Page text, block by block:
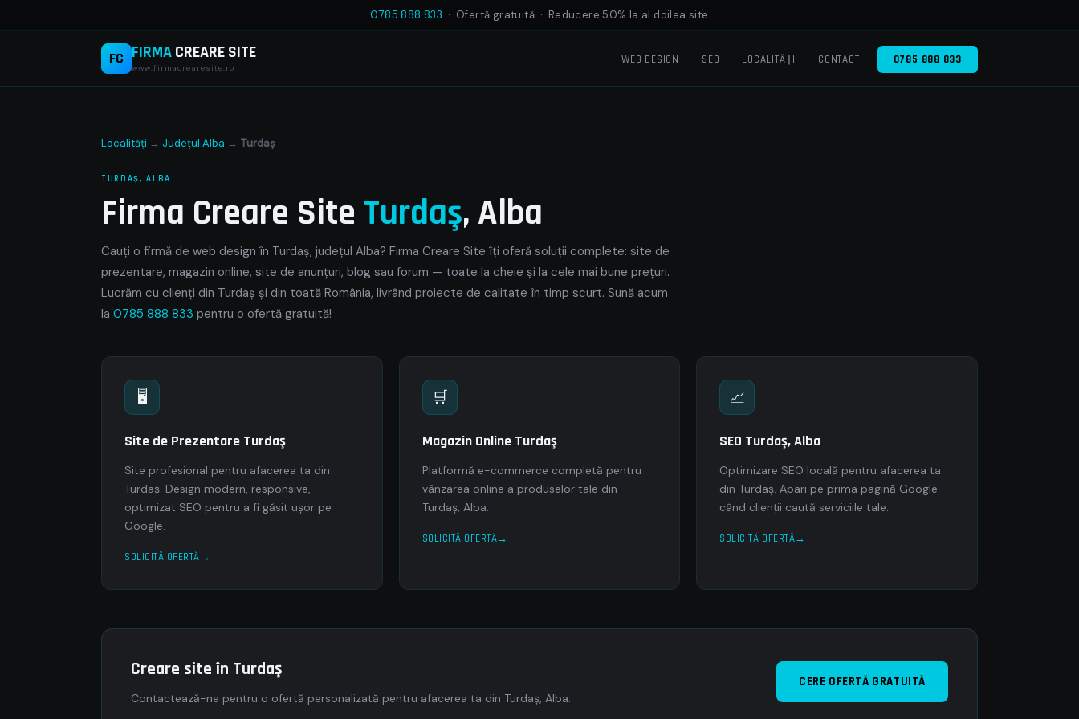
0785 888 833 · Ofertă gratuită · Reducere 50% la al doilea site
FC FIRMACREARE SITE
www.firmacrearesite.ro
WEB DESIGN SEO LOCALITĂȚI CONTACT 0785 888 833
Localități → Județul Alba → Turdaş
TURDAŞ, ALBA
Firma Creare Site Turdaş, Alba
Cauți o firmă de web design în Turdaş, județul Alba? Firma Creare Site îți oferă soluții complete: site de
prezentare, magazin online, site de anunțuri, blog sau forum — toate la cheie și la cele mai bune prețuri.
Lucrăm cu clienți din Turdaş și din toată România, livrând proiecte de calitate în timp scurt. Sună acum
la 0785 888 833 pentru o ofertă gratuită!
🖥
Site de Prezentare Turdaş
Site profesional pentru afacerea ta din
Turdaş. Design modern, responsive,
optimizat SEO pentru a fi găsit ușor pe
Google.
SOLICITĂ OFERTĂ
🛒
Magazin Online Turdaş
Platformă e-commerce completă pentru
vânzarea online a produselor tale din
Turdaş, Alba.
SOLICITĂ OFERTĂ
📈
SEO Turdaş, Alba
Optimizare SEO locală pentru afacerea ta
din Turdaş. Apari pe prima pagină Google
când clienții caută serviciile tale.
SOLICITĂ OFERTĂ
Creare site în Turdaş
Contactează-ne pentru o ofertă personalizată pentru afacerea ta din Turdaş, Alba.
CERE OFERTĂ GRATUITĂ